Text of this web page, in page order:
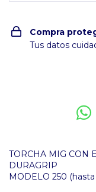
Compra
Tus datos
TORCHA MIG CON
DURAGRIP
MODELO 250